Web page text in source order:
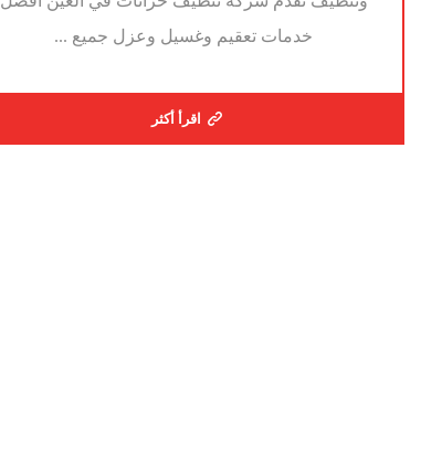
خدمات تعقيم وغسيل وعزل جميع ...
اقرأ أكثر